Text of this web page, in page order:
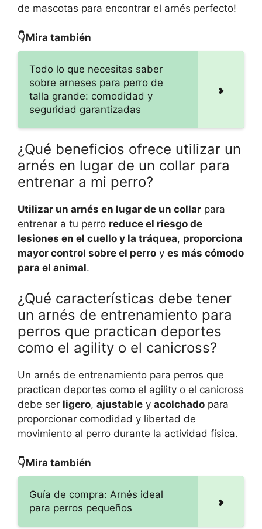
de mascotas para encontrar el arnés perfecto!
👇Mira también
Todo lo que necesitas saber
sobre arneses para perro de
talla grande: comodidad y
seguridad garantizadas
¿Qué beneficios ofrece utilizar un
arnés en lugar de un collar para
entrenar a mi perro?
Utilizar un arnés en lugar de un collar para
entrenar a tu perro reduce el riesgo de
lesiones en el cuello y la tráquea, proporciona
mayor control sobre el perro y es más cómodo
para el animal.
¿Qué características debe tener
un arnés de entrenamiento para
perros que practican deportes
como el agility o el canicross?
Un arnés de entrenamiento para perros que
practican deportes como el agility o el canicross
debe ser ligero, ajustable y acolchado para
proporcionar comodidad y libertad de
movimiento al perro durante la actividad física.
👇Mira también
Guía de compra: Arnés ideal
para perros pequeños